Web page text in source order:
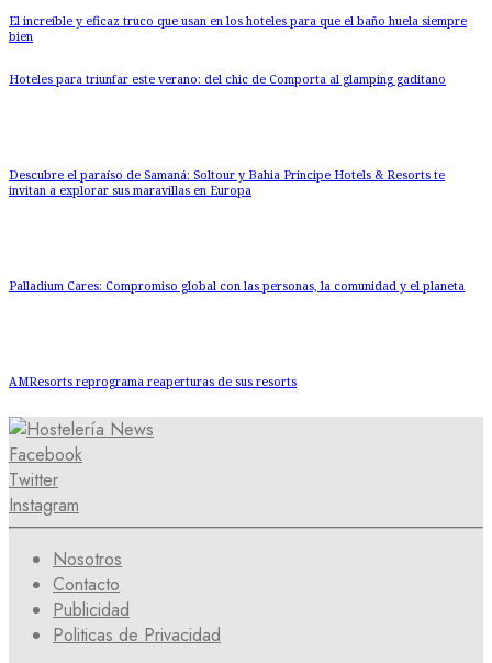
El increíble y eficaz truco que usan en los hoteles para que el baño huela siempre
bien
Hoteles para triunfar este verano: del chic de Comporta al glamping gaditano
Descubre el paraíso de Samaná: Soltour y Bahia Principe Hotels & Resorts te
invitan a explorar sus maravillas en Europa
Palladium Cares: Compromiso global con las personas, la comunidad y el planeta
AMResorts reprograma reaperturas de sus resorts
Facebook
Twitter
Instagram
Nosotros
Contacto
Publicidad
Politicas de Privacidad